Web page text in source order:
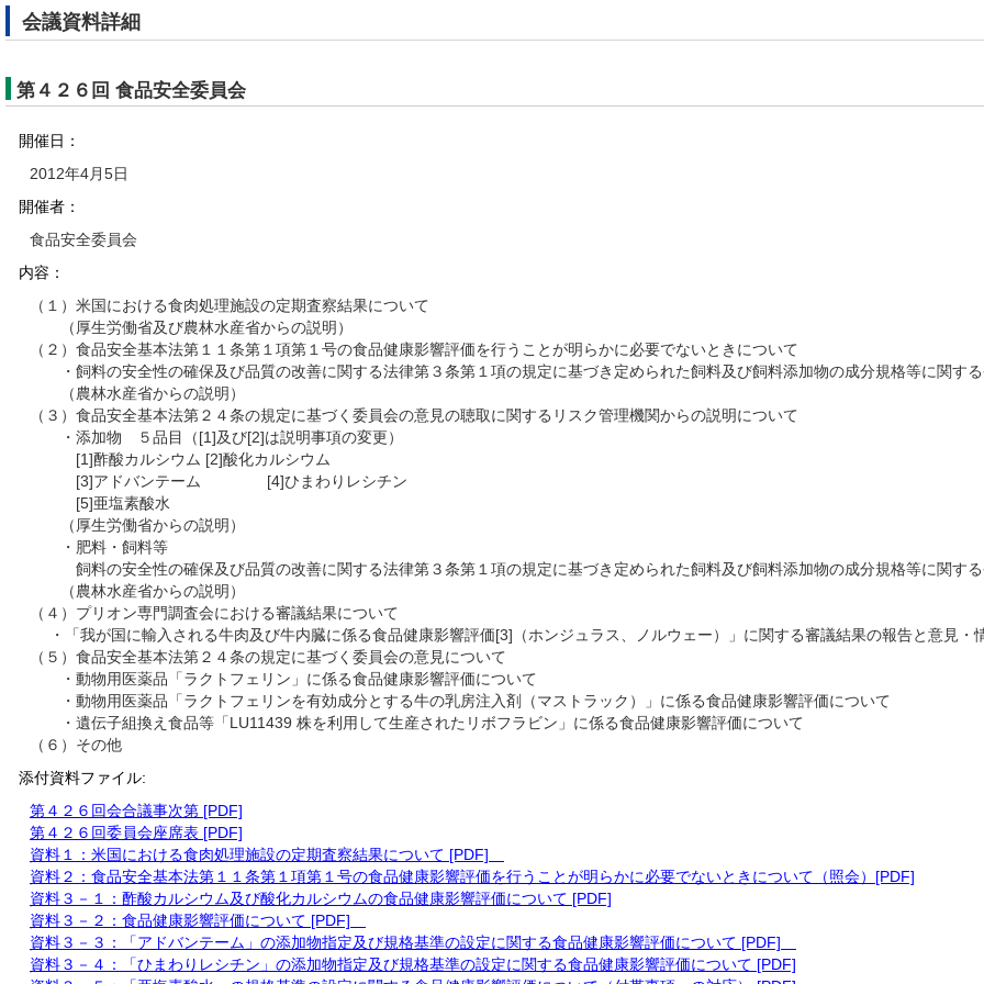
会議資料詳細
第４２６回 食品安全委員会
開催日：
2012年4月5日
開催者：
食品安全委員会
内容：
（１）米国における食肉処理施設の定期査察結果について
（厚生労働省及び農林水産省からの説明）
（２）食品安全基本法第１１条第１項第１号の食品健康影響評価を行うことが明らかに必要でないときについて
・飼料の安全性の確保及び品質の改善に関する法律第３条第１項の規定に基づき定められた飼料及び飼料添加物の成分規格等に関す
（農林水産省からの説明）
（３）食品安全基本法第２４条の規定に基づく委員会の意見の聴取に関するリスク管理機関からの説明について
・添加物 ５品目（[1]及び[2]は説明事項の変更）
[1]酢酸カルシウム [2]酸化カルシウム
[3]アドバンテーム [4]ひまわりレシチン
[5]亜塩素酸水
（厚生労働省からの説明）
・肥料・飼料等
飼料の安全性の確保及び品質の改善に関する法律第３条第１項の規定に基づき定められた飼料及び飼料添加物の成分規格等に関する
（農林水産省からの説明）
（４）プリオン専門調査会における審議結果について
・「我が国に輸入される牛肉及び牛内臓に係る食品健康影響評価[3]（ホンジュラス、ノルウェー）」に関する審議結果の報告と意見・
（５）食品安全基本法第２４条の規定に基づく委員会の意見について
・動物用医薬品「ラクトフェリン」に係る食品健康影響評価について
・動物用医薬品「ラクトフェリンを有効成分とする牛の乳房注入剤（マストラック）」に係る食品健康影響評価について
・遺伝子組換え食品等「LU11439 株を利用して生産されたリボフラビン」に係る食品健康影響評価について
（６）その他
添付資料ファイル:
第４２６回会合議事次第 [PDF]
第４２６回委員会座席表 [PDF]
資料１：米国における食肉処理施設の定期査察結果について [PDF]
資料２：食品安全基本法第１１条第１項第１号の食品健康影響評価を行うことが明らかに必要でないときについて（照会）[PDF]
資料３－１：酢酸カルシウム及び酸化カルシウムの食品健康影響評価について [PDF]
資料３－２：食品健康影響評価について [PDF]
資料３－３：「アドバンテーム」の添加物指定及び規格基準の設定に関する食品健康影響評価について [PDF]
資料３－４：「ひまわりレシチン」の添加物指定及び規格基準の設定に関する食品健康影響評価について [PDF]